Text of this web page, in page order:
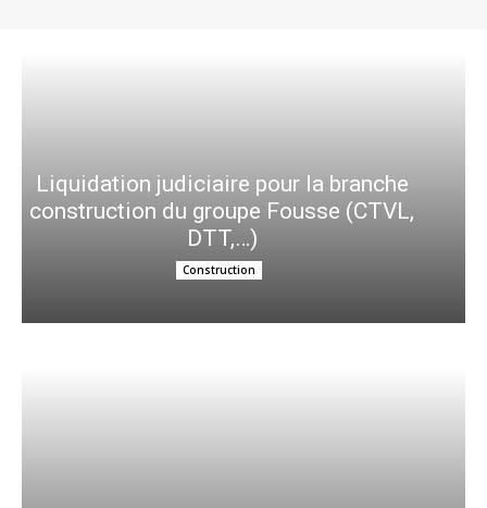
Liquidation judiciaire pour la branche
construction du groupe Fousse (CTVL,
DTT,…)
Construction